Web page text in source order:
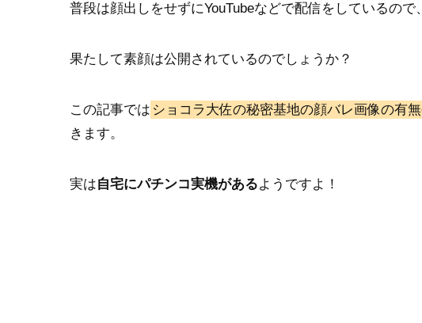
普段は顔出しをせずにYouTubeなどで配信をしているの
果たして素顔は公開されているのでしょうか？
この記事では ショコラ大佐の秘密基地の顔バレ画像の有
きます。
実は自宅にパチンコ実機があるようですよ！